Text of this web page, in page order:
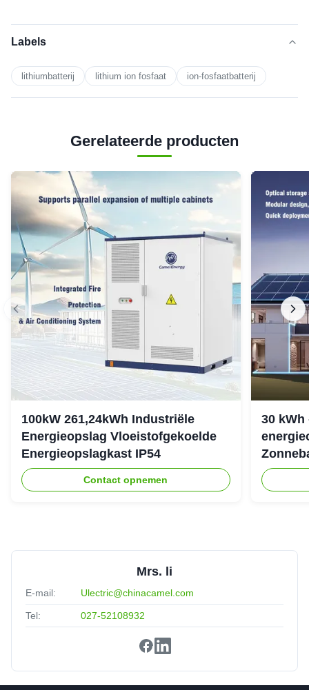
Labels
lithiumbatterij lithium ion fosfaat ion-fosfaatbatterij
Gerelateerde producten
100kW 261,24kWh Industriële
Energieopslag Vloeistofgekoelde
Energieopslagkast IP54
Contact opnemen
30 kWh
Mrs. li
E-mail: Ulectric@chinacamel.com
Tel: 027-52108932